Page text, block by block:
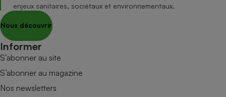
enjeux sanitaires, sociétaux et environnementaux.
Nous découvrir
Informer
S’abonner au site
S’abonner au magazine
Nos newsletters